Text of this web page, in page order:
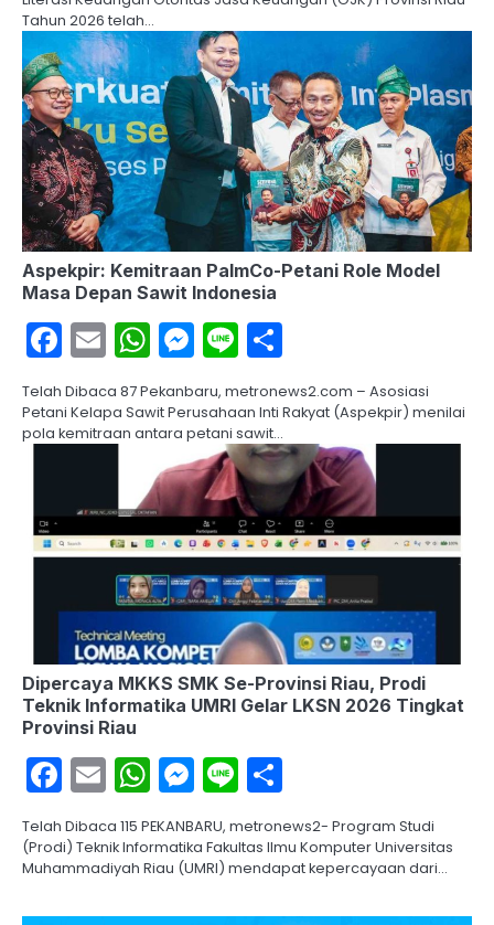
Tahun 2026 telah…
Aspekpir: Kemitraan PalmCo-Petani Role Model
Masa Depan Sawit Indonesia
Facebook
EmailWhatsApp
Messenger
Line
Telah Dibaca 87 Pekanbaru, metronews2.com – Asosiasi
Petani Kelapa Sawit Perusahaan Inti Rakyat (Aspekpir) menilai
pola kemitraan antara petani sawit…
Dipercaya MKKS SMK Se-Provinsi Riau, Prodi
Teknik Informatika UMRI Gelar LKSN 2026 Tingkat
Provinsi Riau
Facebook
EmailWhatsApp
Messenger
Line
Telah Dibaca 115 PEKANBARU, metronews2- Program Studi
(Prodi) Teknik Informatika Fakultas Ilmu Komputer Universitas
Muhammadiyah Riau (UMRI) mendapat kepercayaan dari…